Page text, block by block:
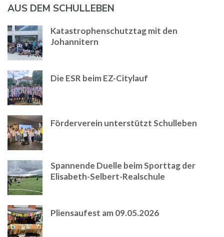
AUS DEM SCHULLEBEN
Katastrophenschutztag mit den
Johannitern
Die ESR beim EZ-Citylauf
Förderverein unterstützt Schulleben
Spannende Duelle beim Sporttag der
Elisabeth-Selbert-Realschule
Pliensaufest am 09.05.2026